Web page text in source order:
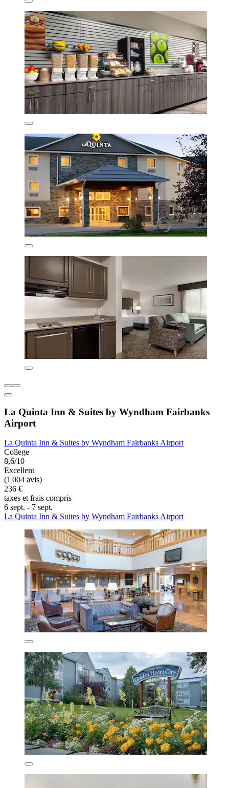
La Quinta Inn & Suites by Wyndham Fairbanks
Airport
La Quinta Inn & Suites by Wyndham Fairbanks Airport
College
8,6/10
Excellent
(1 004 avis)
236 €
taxes et frais compris
6 sept. - 7 sept.
La Quinta Inn & Suites by Wyndham Fairbanks Airport